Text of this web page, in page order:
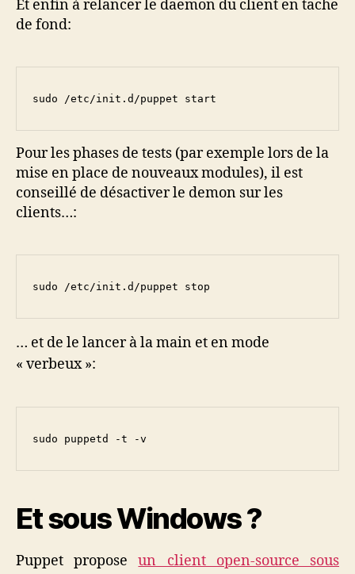
Et enfin à relancer le daemon du client en tache
de fond:
sudo /etc/init.d/puppet start
Pour les phases de tests (par exemple lors de la
mise en place de nouveaux modules), il est
conseillé de désactiver le demon sur les
clients…:
sudo /etc/init.d/puppet stop
… et de le lancer à la main et en mode
« verbeux »:
sudo puppetd -t -v
Et sous Windows ?
Puppet proposeun client open-source sous